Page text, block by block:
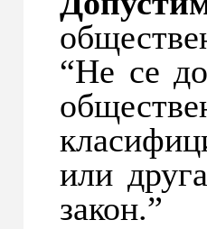
“Не се
или
закон.”